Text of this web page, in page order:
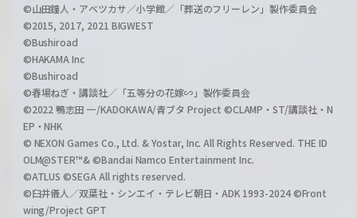
©山田鐘人・アベツカサ／小学館／「葬送のフリーレン」製作委員会
©2015, 2017, 2021 BIGWEST
©Bushiroad
©HAKAMA Inc
©Bushiroad
©春場ねぎ・講談社／「五等分の花嫁∽」製作委員会
©2022 鴨志田 一/KADOKAWA/青ブタ Project ©CLAMP・ST/講談社・N
EP・NHK
© NEXON Games Co., Ltd. & Yostar, Inc. All Rights Reserved. THE ID
OLM@STER™& ©Bandai Namco Entertainment Inc.
©ATLUS ©SEGA All rights reserved.
©臼井儀人／双葉社・シンエイ・テレビ朝日・ADK 1993-2024 ©Front
wing/Project GPT